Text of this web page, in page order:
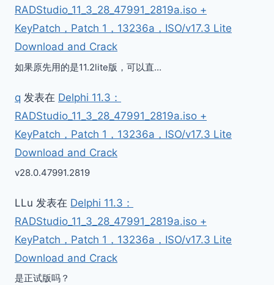
RADStudio_11_3_28_47991_2819a.iso +
KeyPatch，Patch 1，13236a，ISO/v17.3 Lite
Download and Crack
如果原先用的是11.2lite版，可以直…
q 发表在 Delphi 11.3：
RADStudio_11_3_28_47991_2819a.iso +
KeyPatch，Patch 1，13236a，ISO/v17.3 Lite
Download and Crack
v28.0.47991.2819
LLu 发表在 Delphi 11.3：
RADStudio_11_3_28_47991_2819a.iso +
KeyPatch，Patch 1，13236a，ISO/v17.3 Lite
Download and Crack
是正试版吗？